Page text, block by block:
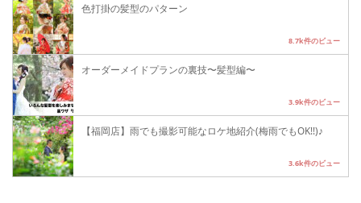
色打掛の髪型のパターン
8.7k件のビュー
オーダーメイドプランの裏技〜髪型編〜
3.9k件のビュー
【福岡店】雨でも撮影可能なロケ地紹介(梅雨でもOK!!)♪
3.6k件のビュー